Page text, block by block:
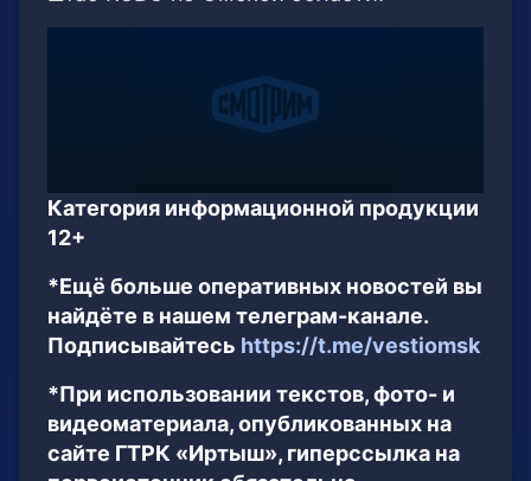
Категория информационной продукции
12+
*Ещё больше оперативных новостей вы
найдёте в нашем телеграм-канале.
Подписывайтесь https://t.me/vestiomsk
*При использовании текстов, фото- и
видеоматериала, опубликованных на
сайте ГТРК «Иртыш», гиперссылка на